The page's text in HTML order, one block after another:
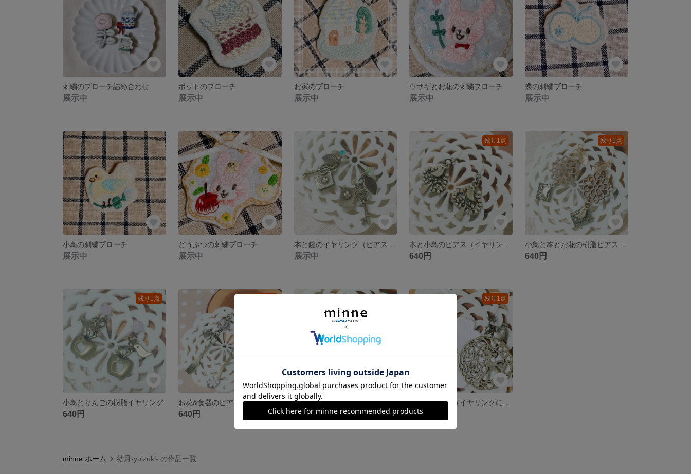
刺繍のブローチ詰め合わせ
展示中
ポットのブローチ
展示中
お家のブローチ
展示中
ウサギとお花の刺繍ブローチ
展示中
蝶の刺繍ブローチ
展示中
小鳥の刺繍ブローチ
展示中
どうぶつの刺繍ブローチ
展示中 展示中
残り1点
640円
残り1点
640円
残り1点
小鳥とりんごの樹脂イヤリング
640円
お花&食器のピアス
640円
お花&食器のイヤリング
展示中
残り1点
520円
minne ホーム 結月-yuizuki- の作品一覧